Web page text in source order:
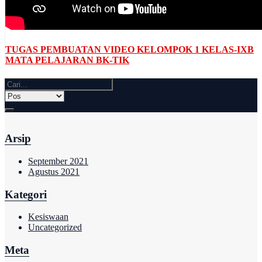
TUGAS PEMBUATAN VIDEO KELOMPOK 1 KELAS-IXB
MATA PELAJARAN BK-TIK
Arsip
September 2021
Agustus 2021
Kategori
Kesiswaan
Uncategorized
Meta